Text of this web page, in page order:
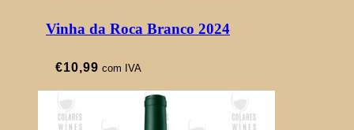
Vinha da Roca Branco 2024
€10,99 com IVA